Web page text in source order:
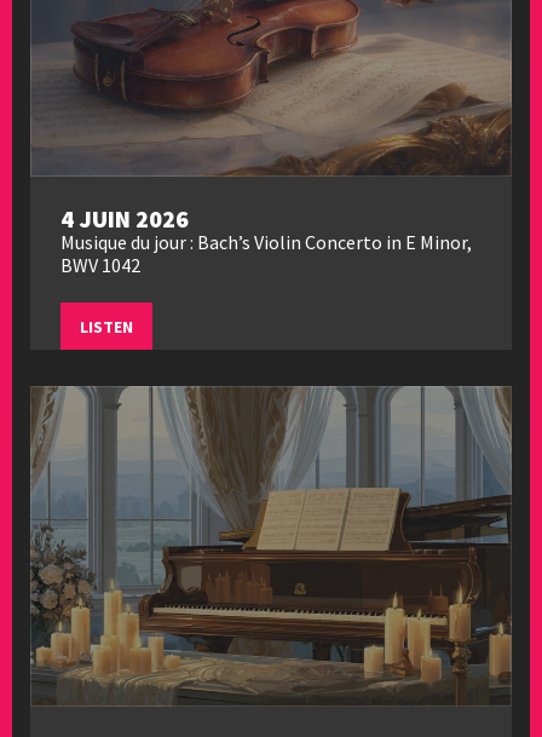
4 JUIN 2026
Musique du jour : Bach’s Violin Concerto in E Minor,
BWV 1042
LISTEN